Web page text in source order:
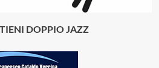
DOPPIO JAZZ